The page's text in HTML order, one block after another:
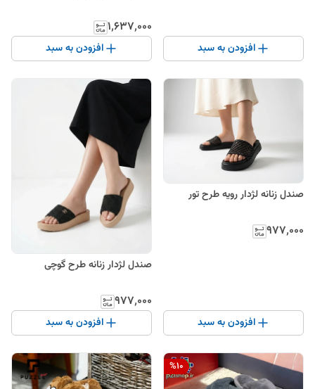
افزودن به سبد
۱٬۶۳۷٬۰۰۰
افزودن به سبد
صندل زنانه لژدار رویه طرح تور
۹۷۷٬۰۰۰
افزودن به سبد
صندل لژدار زنانه طرح گوچی
۹۷۷٬۰۰۰
افزودن به سبد
%10